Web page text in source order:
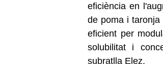
eficiència en
de poma i taronja
eficient per
solubilitat i
subratlla Elez.